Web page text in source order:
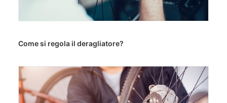
Come si regola il deragliatore?